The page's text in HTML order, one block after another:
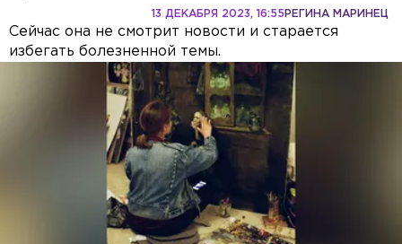
РЕГИНА МАРИНЕЦ
13 ДЕКАБРЯ 2023, 16:55
Сейчас она не смотрит новости и старается
избегать болезненной темы.